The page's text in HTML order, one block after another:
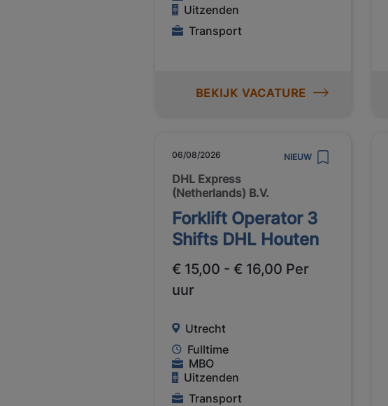
Uitzenden
Transport
BEKIJK VACATURE
06/08/2026 NIEUW
DHL Express
(Netherlands) B.V.
Forklift Operator 3
Shifts DHL Houten
€ 15,00 - € 16,00 Per
uur
Utrecht
Fulltime
MBO
Uitzenden
Transport